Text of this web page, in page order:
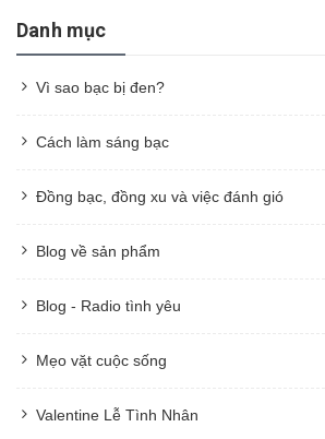
Danh mục
Vì sao bạc bị đen?
Cách làm sáng bạc
Đồng bạc, đồng xu và việc đánh gió
Blog về sản phẩm
Blog - Radio tình yêu
Mẹo vặt cuộc sống
Valentine Lễ Tình Nhân